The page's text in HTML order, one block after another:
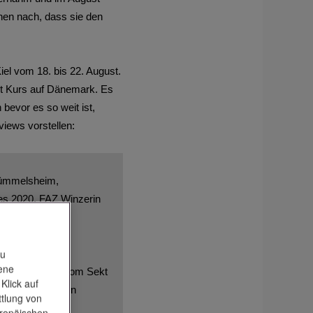
nach, dass sie den
vom 18. bis 22. August.
Kurs auf Dänemark. Es
bevor es so weit ist,
vorstellen:
2020,FAZWinzerin
kleine Reise vom Sekt
in seinen
auf
von